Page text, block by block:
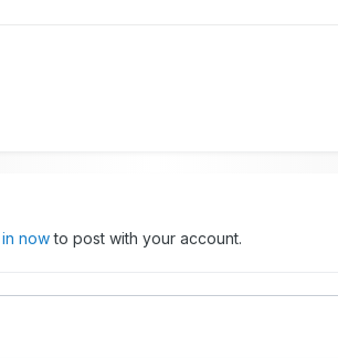
nowto post with your account.